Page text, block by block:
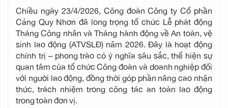
Chiều ngày 23/4/2026, Công đoàn Công ty Cổ phần
Cảng Quy Nhơn đã long trọng tổ chức Lễ phát động
Tháng Công nhân và Tháng hành động về An toàn, vệ
sinh lao động (ATVSLĐ) năm 2026. Đây là hoạt động
chính trị – phong trào có ý nghĩa sâu sắc, thể hiện sự
quan tâm của tổ chức Công đoàn và doanh nghiệp đối
với người lao động, đồng thời góp phần nâng cao nhận
thức, trách nhiệm trong công tác an toàn lao động
trong toàn đơn vị.